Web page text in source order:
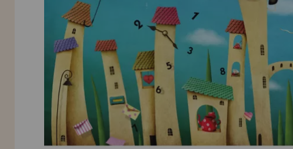
INFORMACIÓN
955 333 133
info@casadelpuzzle.com